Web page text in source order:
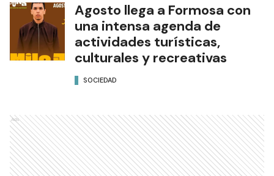
Agosto llega a Formosa con
una intensa agenda de
actividades turísticas,
culturales y recreativas
SOCIEDAD
Ads